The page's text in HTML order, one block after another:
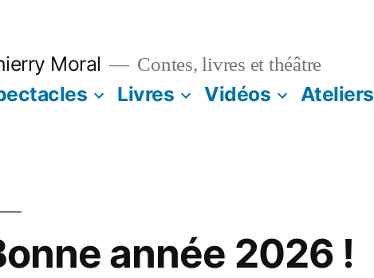
Moral Contes, livres et théâtre
Livres Vidéos Ateliers
année 2026 !